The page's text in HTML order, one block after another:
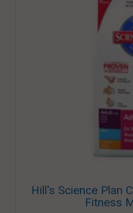
Hill's Science Plan
Fitness